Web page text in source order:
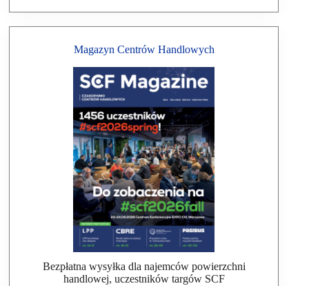
Magazyn Centrów Handlowych
Bezpłatna wysyłka dla najemców powierzchni
handlowej, uczestników targów SCF